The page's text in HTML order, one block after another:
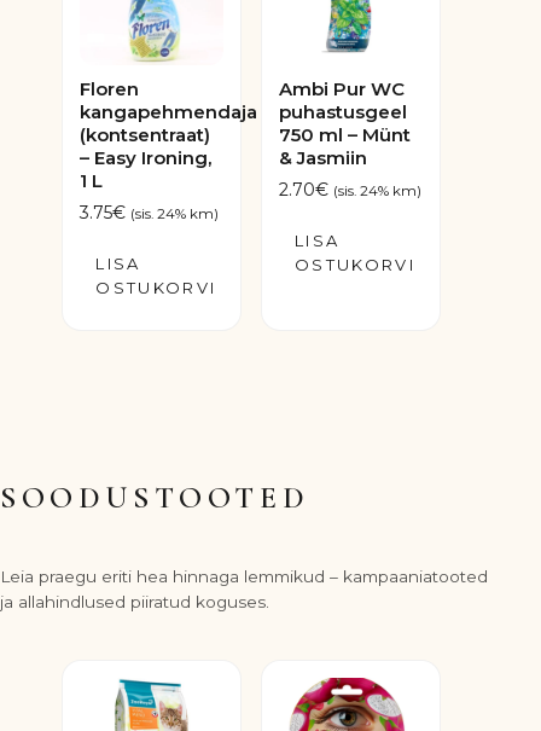
Floren
kangapehmendaja
(kontsentraat)
– Easy Ironing,
1 L
3.75€ (sis. 24% km)
LISA
OSTUKORVI
Ambi Pur WC
puhastusgeel
750 ml – Münt
& Jasmiin
2.70€ (sis. 24% km)
LISA
OSTUKORVI
SOODUSTOOTED
Leia praegu eriti hea hinnaga lemmikud – kampaaniatooted
ja allahindlused piiratud koguses.